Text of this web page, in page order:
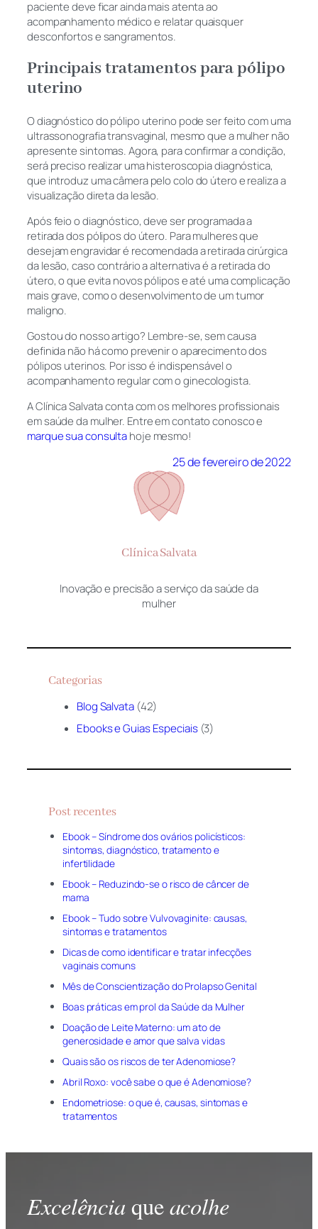
paciente deve ficar ainda mais atenta ao
acompanhamento médico e relatar quaisquer
desconfortos e sangramentos.
Principais tratamentos para pólipo
uterino
O diagnóstico do pólipo uterino pode ser feito com uma
ultrassonografia transvaginal, mesmo que a mulher não
apresente sintomas. Agora, para confirmar a condição,
será preciso realizar uma histeroscopia diagnóstica,
que introduz uma câmera pelo colo do útero e realiza a
visualização direta da lesão.
Após feio o diagnóstico, deve ser programada a
retirada dos pólipos do útero. Para mulheres que
desejam engravidar é recomendada a retirada cirúrgica
da lesão, caso contrário a alternativa é a retirada do
útero, o que evita novos pólipos e até uma complicação
mais grave, como o desenvolvimento de um tumor
maligno.
Gostou do nosso artigo? Lembre-se, sem causa
definida não há como prevenir o aparecimento dos
pólipos uterinos. Por isso é indispensável o
acompanhamento regular com o ginecologista.
A Clínica Salvata conta com os melhores profissionais
em saúde da mulher. Entre em contato conosco e
marque sua consultahoje mesmo!
25 de fevereiro de 2022
Clínica Salvata
Inovação e precisão a serviço da saúde da
mulher
Categorias
Blog Salvata(42)
Ebooks e Guias Especiais(3)
Post recentes
Ebook – Síndrome dos ovários policísticos:
sintomas, diagnóstico, tratamento e
infertilidade
Ebook – Reduzindo-se o risco de câncer de
mama
Ebook – Tudo sobre Vulvovaginite: causas,
sintomas e tratamentos
Dicas de como identificar e tratar infecções
vaginais comuns
Mês de Conscientização do Prolapso Genital
Boas práticas em prol da Saúde da Mulher
Doação de Leite Materno: um ato de
generosidade e amor que salva vidas
Quais são os riscos de ter Adenomiose?
Abril Roxo: você sabe o que é Adenomiose?
Endometriose: o que é, causas, sintomas e
tratamentos
Excelênciaqueacolhe